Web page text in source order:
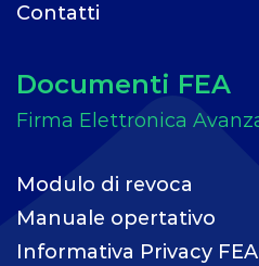
Contatti
Documenti FEA
Modulo di revoca
Manuale opertativo
Informativa Privacy FEA